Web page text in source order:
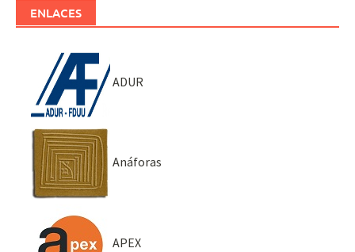
ENLACES
ADUR
Anáforas
APEX